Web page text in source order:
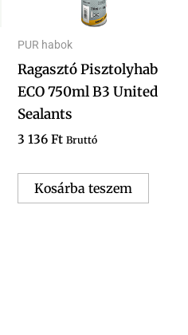
PUR habok
Ragasztó Pisztolyhab
ECO 750ml B3 United
Sealants
3 136 Ft Bruttó
Kosárba teszem